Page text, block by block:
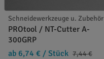
Schneidewerkzeuge u. Zubehör
PROtool / NT-Cutter A-
300GRP
ab 6,74 € / Stück 7,44 €